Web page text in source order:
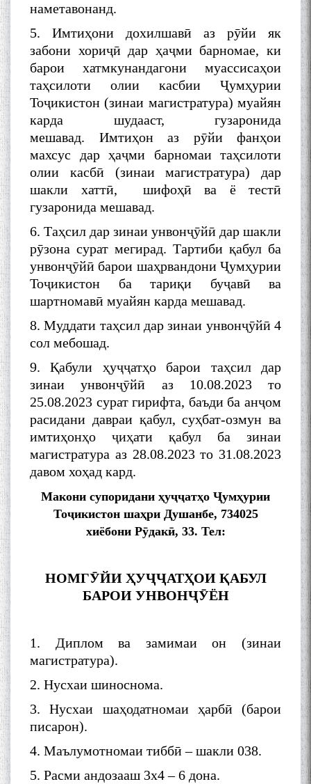
наметавонанд.
5. Имтиҳони дохилшавӣ аз рӯйи як
забони хориҷӣ дар ҳаҷми барномае, ки
барои хатмкунандагони муассисаҳои
таҳсилоти олии касбии Ҷумҳурии
Тоҷикистон (зинаи магистратура) муайян
карда шудааст, гузаронида
мешавад. Имтиҳон аз рӯйи фанҳои
махсус дар ҳаҷми барномаи таҳсилоти
олии касбӣ (зинаи магистратура) дар
шакли хаттӣ, шифоҳӣ ва ё тестӣ
гузаронида мешавад.
6. Таҳсил дар зинаи унвонҷӯйӣ дар шакли
рӯзона сурат мегирад. Тартиби қабул ба
унвонҷӯйӣ барои шаҳрвандони Ҷумҳурии
Тоҷикистон ба тариқи буҷавӣ ва
шартномавӣ муайян карда мешавад.
8. Муддати таҳсил дар зинаи унвонҷӯйӣ 4
сол мебошад.
9. Қабули ҳуҷҷатҳо барои таҳсил дар
зинаи унвонҷӯйӣ аз 10.08.2023 то
25.08.2023 сурат гирифта, баъди ба анҷом
расидани давраи қабул, суҳбат-озмун ва
имтиҳонҳо ҷиҳати қабул ба зинаи
магистратура аз 28.08.2023 то 31.08.2023
давом хоҳад кард.
Макони супоридани ҳуҷҷатҳо Ҷумҳурии
Тоҷикистоншаҳри Душанбе, 734025
хиёбони Рӯдакӣ, 33. Тел:
НОМГӮЙИ ҲУҶҶАТҲОИ ҚАБУЛ
БАРОИ УНВОНҶӮЁН
1. Диплом ва замимаи он (зинаи
магистратура).
2. Нусхаи шиноснома.
3. Нусхаи шаҳодатномаи ҳарбӣ (барои
писарон).
4. Маълумотномаи тиббӣ – шакли 038.
5. Расми андозааш 3х4 – 6 дона.
БА МУНОСИБАТИ
БУЗУРГДОШТИ РӮЗИ РӮДАКӢ
Дар Академияи миллии
илмҳои Тоҷикистон бахшида
ба 100-солагии мунаққиду
адабиётшинос Соҳиб
Табаров ҳамоиши илмӣ-
назариявӣ баргузор гардид.
МАВЛОНО ҶАЛОЛИДДИНИ
БАЛХӢ БУЗУРГТАРИН
МУТАФАККИР ВА ОРИФИ
ЗАБОНУ АДАБИ ТОҶИК
به عبارت دیگر: گفتگو با مومن
قناعت Mumin Qanoat
Муъмин Қаноат\Meeting of
young talents with Mumyin
Kanoat
The Persian Gulf Beautiful
poetry from Устод Мумин
Қаноат (Ustod Mumin Qanoat)
and Master Mehryar
Mehrafarin about the conflict
of the name of the Persian
Gulf